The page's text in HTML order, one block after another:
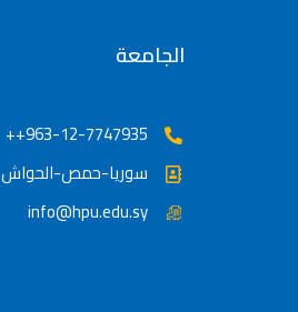
الجامعة
963-12-7747935++
سوريا-حمص-الحواش
info@hpu.edu.sy